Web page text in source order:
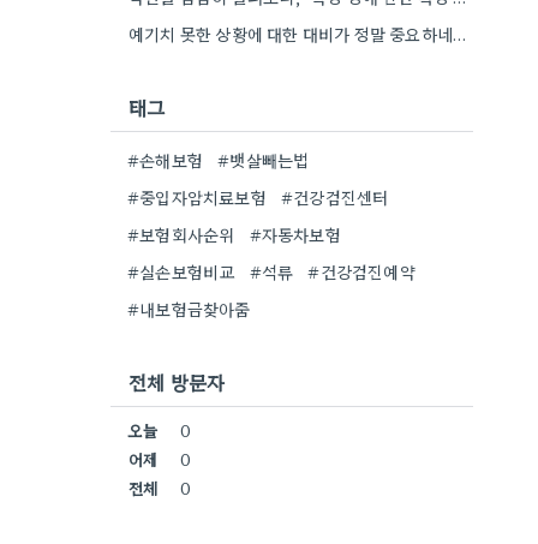
예기치 못한 상황에 대한 대비가 정말 중요하네요. 제가 얼마 전에 교통사고가 나서, 혹시 모를 상황에…
태그
#손해보험
#뱃살빼는법
#중입자암치료보험
#건강검진센터
#보험회사순위
#자동차보험
#실손보험비교
#석류
#건강검진예약
#내보험금찾아줌
전체 방문자
오늘
0
어제
0
전체
0